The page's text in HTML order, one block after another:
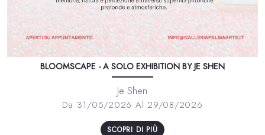
BLOOMSCAPE - A SOLO EXHIBITION BY JE SHEN
Je Shen
Da 31/05/2026 Al 29/08/2026
SCOPRI DI PIÙ